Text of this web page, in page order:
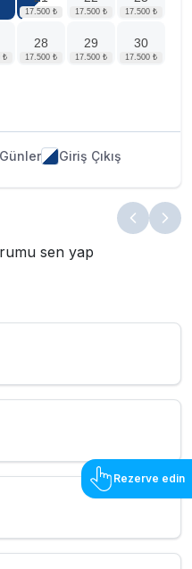
28 29 30
Giriş Çıkış
sen yap
Rezerve edin